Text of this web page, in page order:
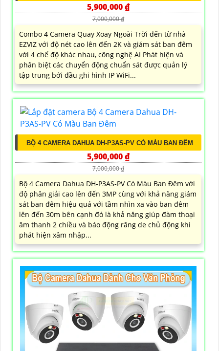
5,900,000 ₫
7,000,000 ₫
Combo 4 Camera Quay Xoay Ngoài Trời đến từ nhà
EZVIZ với độ nét cao lên đến 2K và giám sát ban đêm
với 4 chế độ khác nhau, công nghệ AI Phát hiện và
phân biệt các chuyển động chuẩn sát được quản lý
tập trung bởi đầu ghi hình IP WiFi...
BỘ 4 CAMERA DAHUA DH-P3AS-PV CÓ MÀU BAN ĐÊM
5,900,000 ₫
7,000,000 ₫
Bộ 4 Camera Dahua DH-P3AS-PV Có Màu Ban Đêm với
độ phân giải cao lên đến 3MP cùng với khả năng giám
sát ban đêm hiệu quả với tầm nhìn xa vào ban đêm
lên đến 30m bên cạnh đó là khả năng giúp đàm thoại
âm thanh 2 chiều và báo động răng de chủ động khi
phát hiện xâm nhập...